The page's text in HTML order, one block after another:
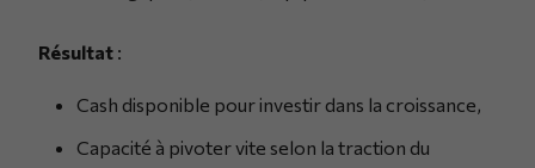
Résultat :
Cash disponible pour investir dans la croissance,
Capacité à pivoter vite selon la traction du